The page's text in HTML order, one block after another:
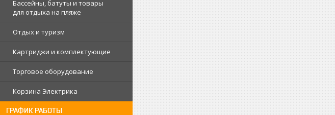
Бассейны, батуты и товары
для отдыха на пляже
Отдых и туризм
Картриджи и комплектующие
Торговое оборудование
Корзина Электрика
ГРАФИК РАБОТЫ